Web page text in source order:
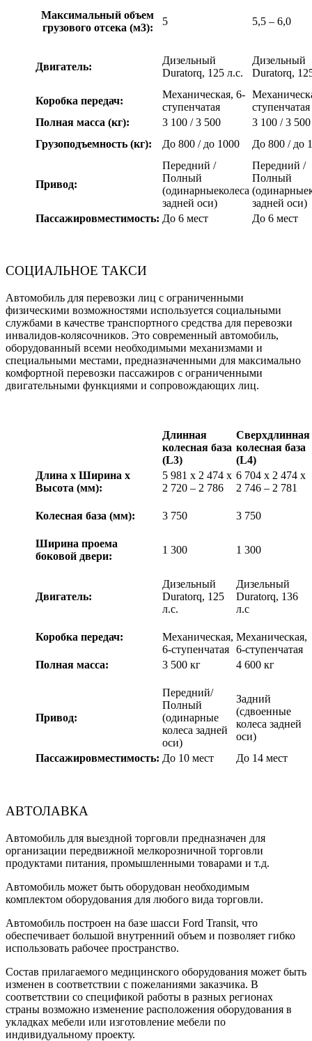
Максимальный объем
грузового отсека (м3):
5 5,5 – 6,0
Двигатель:
Дизельный
Duratorq, 125 л.с.
Дизельный
Duratorq,
Коробка передач:
Механическая, 6-
ступенчатая
ступенчатая
Полная масса (кг):
3 100 / 3 500
3 100 / 3 500
Грузоподъемность (кг):
До 800 / до 1000 До 800 / до
Привод:
Передний /
Полный
(одинарныеколеса
задней оси)
Передний /
Полный
задней оси)
Пассажировместимость: До 6 мест До 6 мест
СОЦИАЛЬНОЕ ТАКСИ
Автомобиль для перевозки лиц с ограниченными
физическими возможностями используется социальными
службами в качестве транспортного средства для перевозки
инвалидов-колясочников. Это современный автомобиль,
оборудованный всеми необходимыми механизмами и
специальными местами, предназначенными для максимально
комфортной перевозки пассажиров с ограниченными
двигательными функциями и сопровождающих лиц.
Длинная
колесная база
(L3)
Сверхдлинная
колесная база
(L4)
Длина х Ширина х
Высота (мм):
5 981 x 2 474 x
2 720 – 2 786
6 704 x 2 474 x
2 746 – 2 781
Колесная база (мм): 3 750 3 750
Ширина проема
боковой двери:
1 300 1 300
Двигатель:
Дизельный
Duratorq, 125
л.с.
Дизельный
Duratorq, 136
л.с
Коробка передач:
Механическая,
6-ступенчатая
Механическая,
6-ступенчатая
Полная масса:
3 500 кг 4 600 кг
Привод:
Передний/
Полный
(одинарные
колеса задней
оси)
Задний
(сдвоенные
колеса задней
оси)
Пассажировместимость: До 10 мест До 14 мест
АВТОЛАВКА
Автомобиль для выездной торговли предназначен для
организации передвижной мелкорозничной торговли
продуктами питания, промышленными товарами и т.д.
Автомобиль может быть оборудован необходимым
комплектом оборудования для любого вида торговли.
Автомобиль построен на базе шасси Ford Transit, что
обеспечивает большой внутренний объем и позволяет гибко
использовать рабочее пространство.
Состав прилагаемого медицинского оборудования может быть
изменен в соответствии с пожеланиями заказчика. В
соответствии со спецификой работы в разных регионах
страны возможно изменение расположения оборудования в
укладках мебели или изготовление мебели по
индивидуальному проекту.